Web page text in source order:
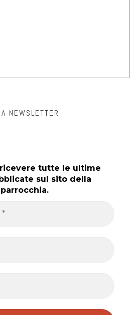
NEWSLETTER
tutte le ultime
sul sito della
parrocchia.